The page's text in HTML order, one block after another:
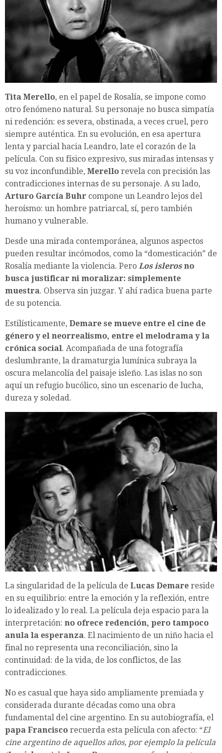
Tita Merello, en el papel de Rosalía, se impone como
otro fenómeno natural. Su personaje no busca simpatía
ni redención: es severa, obstinada, a veces cruel, pero
siempre auténtica. En su evolución, en esa apertura
lenta y parcial hacia Leandro, late el corazón de la
película. Con su físico expresivo, sus miradas intensas y
su voz inconfundible, Merello revela con precisión las
contradicciones internas de su personaje. A su lado,
Arturo García Buhr compone un Leandro lejos del
heroísmo: un hombre patriarcal, sí, pero también
humano y vulnerable.
Desde una mirada contemporánea, algunos aspectos
pueden resultar incómodos, como la “domesticación” de
Rosalía mediante la violencia. Pero Los isleros no
busca justificar ni moralizar: simplemente
muestra. Observa sin juzgar. Y ahí radica buena parte
de su potencia.
Estilísticamente, Demare se mueve entre el cine de
género y el neorrealismo, entre el melodrama y la
crónica social. Acompañada de una fotografía
deslumbrante, la dramaturgia lumínica subraya la
oscura melancolía del paisaje isleño. Las islas no son
aquí un refugio bucólico, sino un escenario de lucha,
dureza y soledad.
La singularidad de la película de Lucas Demare reside
en su equilibrio: entre la emoción y la reflexión, entre
lo idealizado y lo real. La película deja espacio para la
interpretación: no ofrece redención, pero tampoco
anula la esperanza. El nacimiento de un niño hacia el
final no representa una reconciliación, sino la
continuidad: de la vida, de los conflictos, de las
contradicciones.
No es casual que haya sido ampliamente premiada y
considerada durante décadas como una obra
fundamental del cine argentino. En su autobiografía, el
papa Francisco recuerda esta película con afecto: “El
cine argentino de aquellos años, por ejemplo la película